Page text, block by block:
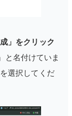
」をクリック
と名付けていま
選択してくだ